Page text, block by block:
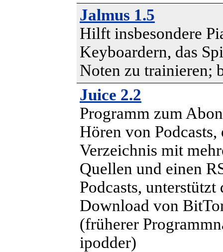
Jalmus 1.5
Hilft insbesondere
Keyboardern, das
Noten zu trainieren;
Juice 2.2
Programm zum
Hören von Podcasts,
Verzeichnis mit
Quellen und einen
Podcasts, unterstützt
Download von
(früherer
ipodder)